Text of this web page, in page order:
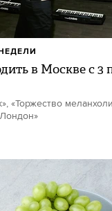
в Москве с 3
«Торжество